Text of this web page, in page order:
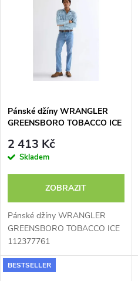
Pánské džíny WRANGLER
GREENSBORO TOBACCO ICE
2 413 Kč
Skladem
ZOBRAZIT
Pánské džíny WRANGLER
GREENSBORO TOBACCO ICE
112377761
BESTSELLER